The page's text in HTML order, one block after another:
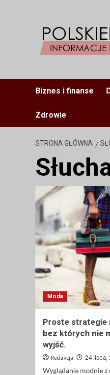
Biznes i finanse
Zdrowie
STRONA GŁÓWNA
Moda
Proste strategie
bez których nie
wyjść.
Redakcja 24 lipca,
Wyglądanie modnie z